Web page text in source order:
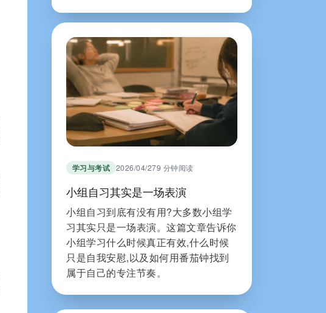
学习与考试 2026/04/279 分钟阅读
小组自习其实是一场表演
小组自习到底有没有用?大多数小组学
习其实只是一场表演。这篇文章告诉你
小组学习什么时候真正有效,什么时候
只是自我安慰,以及如何用番茄钟找到
属于自己的专注节奏。